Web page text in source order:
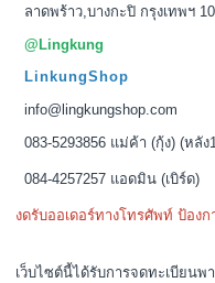
ลาดพร้าว,บางกะปิ กรุงเทพฯ
@Lingkung
LinkungShop
info@lingkungshop.com
083-5293856 แม่ค้า (กุ้ง) (หลัง
084-4257257 แอดมิน (เบิร์ด)
งดรับออเดอร์ทางโทรศัพท์ ป้อง
เว็บไซต์นี้ได้รับการจดทะเบียน